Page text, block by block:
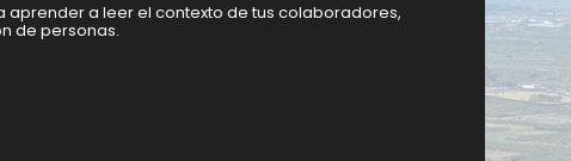
a leer el contexto de tus colaboradores,
de personas.